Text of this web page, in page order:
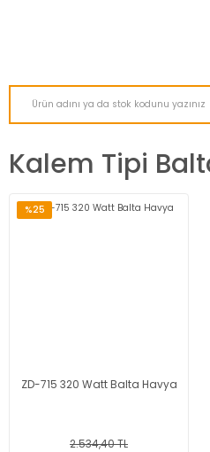
Kalem Tipi
%25
ZD-715 320 Watt Balta Havya
2.534,40 TL